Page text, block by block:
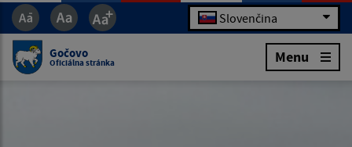
Slovenčina
Gočovo
Oficiálna stránka Menu